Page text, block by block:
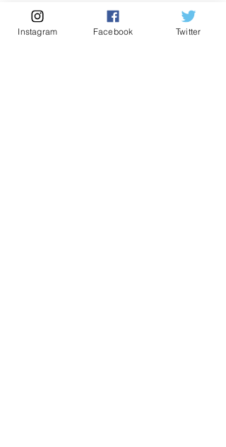
京・表参道HBギャラリー)
2008年5月 個展『 forest 』開催 (東京・表参
Instagram Facebook Twitter